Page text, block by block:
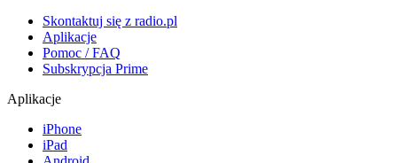
Skontaktuj się z radio.pl
Aplikacje
Pomoc / FAQ
Subskrypcja Prime
Aplikacje
iPhone
iPad